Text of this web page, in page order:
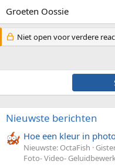
Groeten Oossie
Niet open voor verdere
Nieuwste berichten
Hoe een kleur in
Nieuwste: OctaFish
Foto- Video-